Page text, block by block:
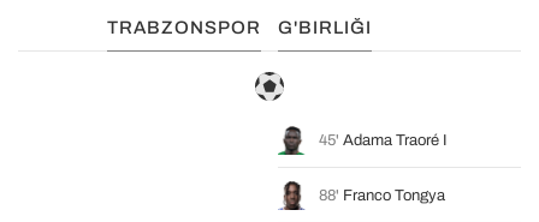
TRABZONSPOR G'BIRLIĞI
45' Adama Traoré I
88' Franco Tongya